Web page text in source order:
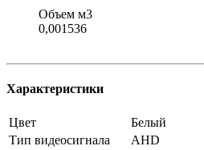
Объем м3
0,001536
Характеристики
Цвет
Белый
Тип видеосигнала
AHD